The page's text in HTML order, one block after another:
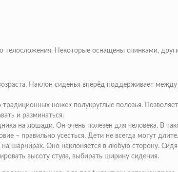
Некоторые оснащены спинками,
Наклон сиденья вперёд поддерживает
ножек полукруглые полозья.
и разминаться.
на лошади. Он очень полезен для человека. В
– правильно усесться. Дети не всегда могут
шарнирах. Оно наклоняется в любую сторону.
высоту стула, выбирать ширину сидения.